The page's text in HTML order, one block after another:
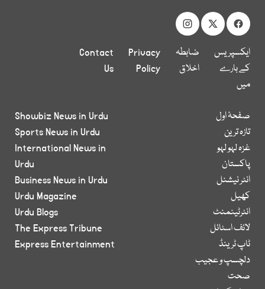
ایکسپریس
کے بارے
میں
ضابطہ
اخلاق
Privacy
Policy
Contact
Us
صفحۂ اول
تازہ ترین
غزہ لہو لہو
پاکستان
انٹر نیشنل
کھیل
انٹرٹینمنٹ
لائف اسٹائل
ٹاپ ٹرینڈ
دلچسپ و عجیب
صحت
Showbiz News in Urdu
Sports News in Urdu
International News in
Urdu
Business News in Urdu
Urdu Magazine
Urdu Blogs
The Express Tribune
Express Entertainment